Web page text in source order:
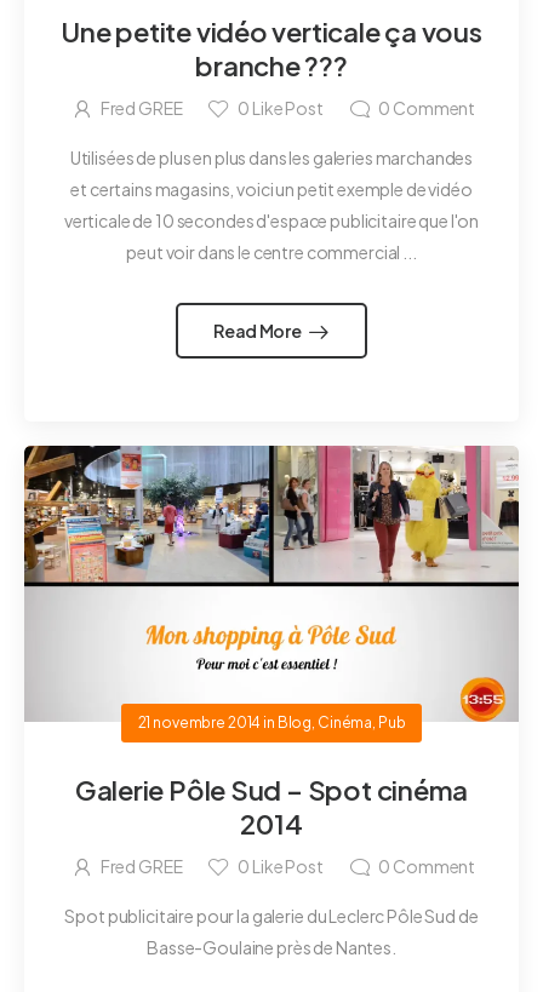
Une petite vidéo verticale ça vous
branche ???
Fred GREE 0 Like Post 0 Comment
Utilisées de plus en plus dans les galeries marchandes
et certains magasins, voici un petit exemple de vidéo
verticale de 10 secondes d'espace publicitaire que l'on
peut voir dans le centre commercial ...
Read More
21 novembre 2014 in Blog, Cinéma, Pub
Galerie Pôle Sud – Spot cinéma
2014
Fred GREE 0 Like Post 0 Comment
Spot publicitaire pour la galerie du Leclerc Pôle Sud de
Basse-Goulaine près de Nantes.